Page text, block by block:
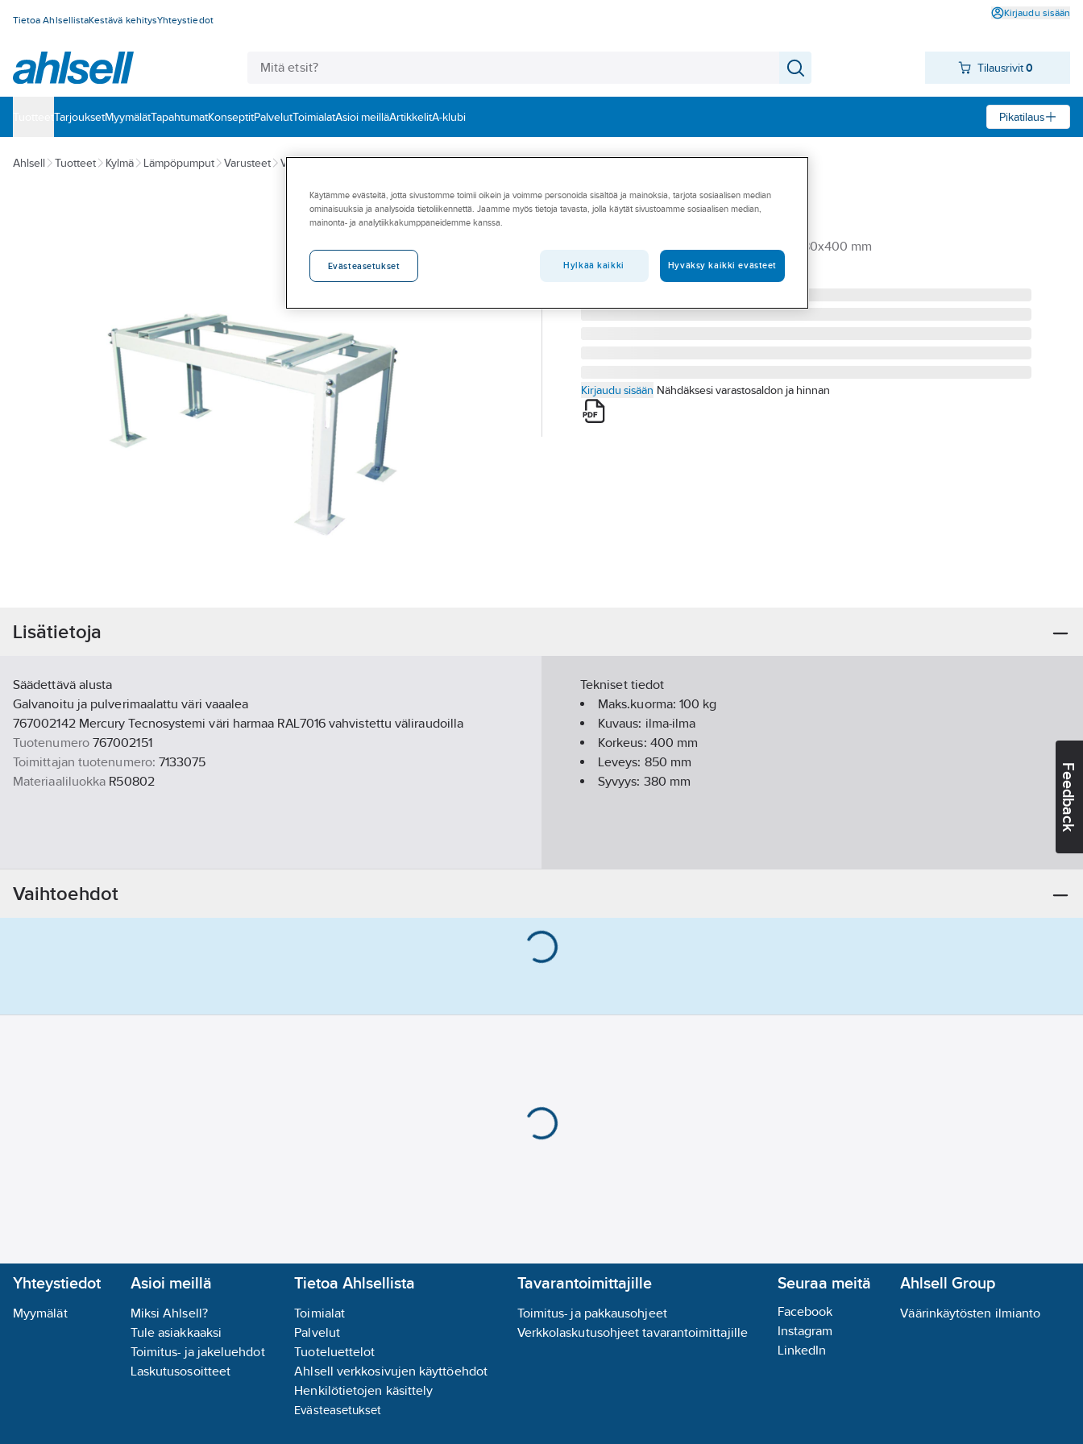
Tietoa AhlsellistaKestävä kehitysYhteystiedot
Kirjaudu sisään
Tilausrivit0
‎TarjouksetMyymälätTapahtumatKonseptitPalvelutToimialatAsioi meilläArtikkelitA-klubi Pikatilaus
Feedback
Ahlsell Tuotteet Kylmä Lämpöpumput Varusteet Varusteet
A-COLLECTION
MAATELINE A-TECH ILMA/ILMA 850x380x400 mm
Tuotenumero
767002151
Toimittajan tuotenumero:
Kirjaudu sisään Nähdäksesi varastosaldon ja hinnan
Lisätietoja
Säädettävä alusta
Galvanoitu ja pulverimaalattu väri vaaalea
767002142 Mercury Tecnosystemi väri harmaa RAL7016 vahvistettu väliraudoilla
Tuotenumero 767002151
Toimittajan tuotenumero: 7133075
Materiaaliluokka R50802
Tekniset tiedot
Maks.kuorma:100 kg
Kuvaus: ilma-ilma
Korkeus: 400 mm
Leveys: 850 mm
Syvyys: 380 mm
Vaihtoehdot
Yhteystiedot
Myymälät
Asioi meillä
Miksi Ahlsell?
Tule asiakkaaksi
Toimitus- ja jakeluehdot
Laskutusosoitteet
Tietoa Ahlsellista
Toimialat
Palvelut
Tuoteluettelot
Ahlsell verkkosivujen käyttöehdot
Henkilötietojen käsittely
Evästeasetukset
Tavarantoimittajille
Toimitus- ja pakkausohjeet
Verkkolaskutusohjeet tavarantoimittajille
Seuraa meitä
Facebook
Instagram
LinkedIn
Ahlsell Group
Väärinkäytösten ilmianto
Käytämme evästeitä, jotta sivustomme toimii oikein ja voimme personoida sisältöä ja mainoksia, tarjota sosiaalisen median
ominaisuuksia ja analysoida tietoliikennettä. Jaamme myös tietoja tavasta, jolla käytät sivustoamme sosiaalisen median,
mainonta- ja analytiikkakumppaneidemme kanssa.
Evästeasetukset Hylkää kaikki Hyväksy kaikki evästeet